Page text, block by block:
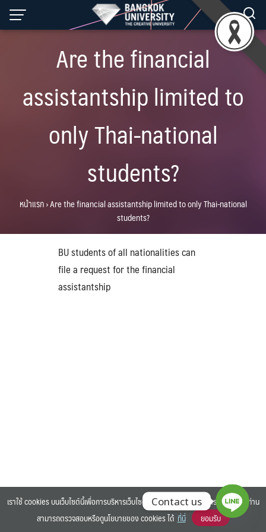
Skip
Are the financial
assistantship limited to
only Thai-national
students?
หน้าแรก›Are the financial assistantship limited to only Thai-national
students?
BU students of all nationalities can
file a request for the financial
assistantship
©2025 BANGKOK UNIVERSITY. ALL RIGHTS RESERVED.
เราใช้ cookies บนเว็บไซต์นี้เพื่อการบริหารเว็บไซต์ และเพิ่มประสิทธิภาพการใช้งานของท่าน
สามารถตรวจสอบหรือดูนโยบายของ cookies ได้ ที่นี่ ยอมรับ
Contact us